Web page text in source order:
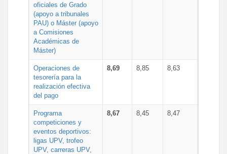
oficiales de Grado
(apoyo a tribunales
PAU) o Máster (apoyo
a Comisiones
Académicas de
Máster)
Operaciones de
tesorería para la
realización efectiva
del pago
8,69 8,85 8,63
Programa
competiciones y
eventos deportivos:
ligas UPV, trofeo
UPV, carreras UPV,
8,67 8,45 8,47